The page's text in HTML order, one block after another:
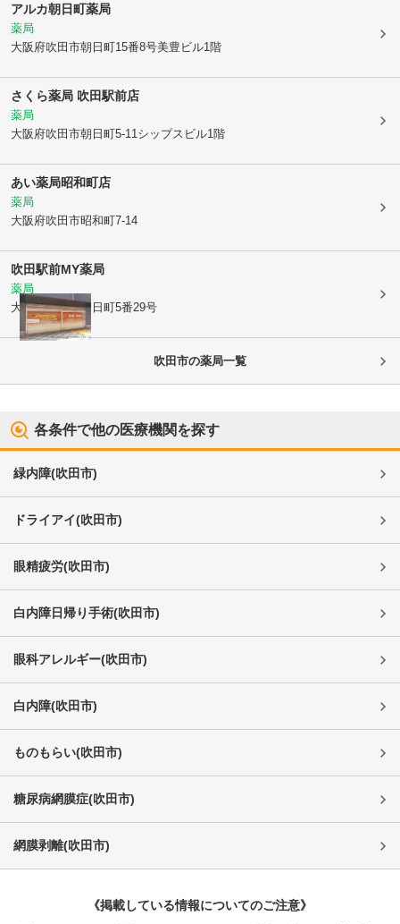
アルカ朝日町薬局
薬局
大阪府吹田市朝日町15番8号美豊ビル1階
さくら薬局 吹田駅前店
薬局
大阪府吹田市朝日町5-11シップスビル1階
あい薬局昭和町店
薬局
大阪府吹田市昭和町7-14
吹田駅前MY薬局
薬局
大阪府吹田市朝日町5番29号
吹田市の薬局一覧
各条件で他の医療機関を探す
緑内障(吹田市)
ドライアイ(吹田市)
眼精疲労(吹田市)
白内障日帰り手術(吹田市)
眼科アレルギー(吹田市)
白内障(吹田市)
ものもらい(吹田市)
糖尿病網膜症(吹田市)
網膜剥離(吹田市)
《掲載している情報についてのご注意》